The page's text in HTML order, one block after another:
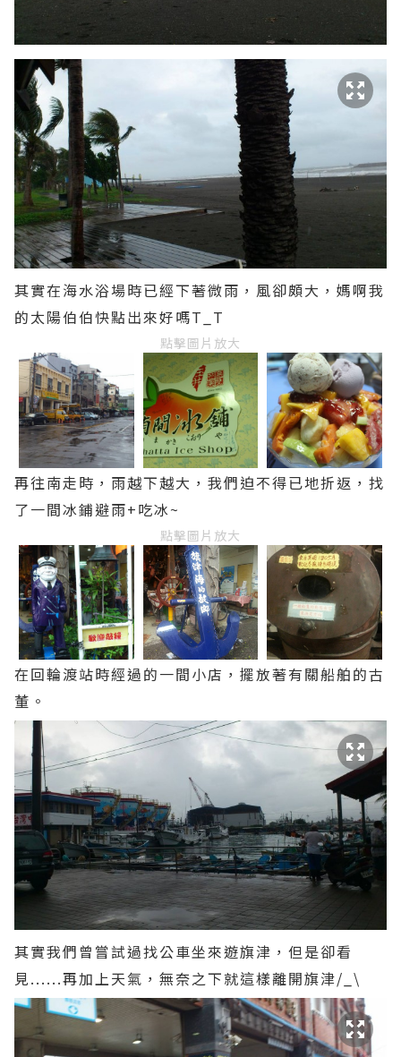
其實在海水浴場時已經下著微雨，風卻頗大，媽啊我
的太陽伯伯快點出來好嗎T_T
點擊圖片放大
再往南走時，雨越下越大，我們迫不得已地折返，找
了一間冰鋪避雨+吃冰~
點擊圖片放大
在回輪渡站時經過的一間小店，擺放著有關船舶的古
董。
其實我們曾嘗試過找公車坐來遊旗津，但是卻看
見......再加上天氣，無奈之下就這樣離開旗津/_\